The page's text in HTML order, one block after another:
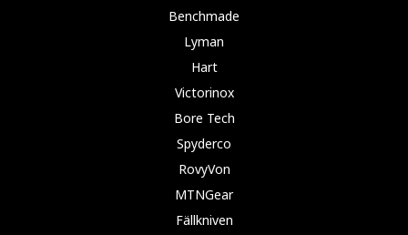
Benchmade
Lyman
Hart
Victorinox
Bore Tech
Spyderco
RovyVon
MTNGear
Fällkniven